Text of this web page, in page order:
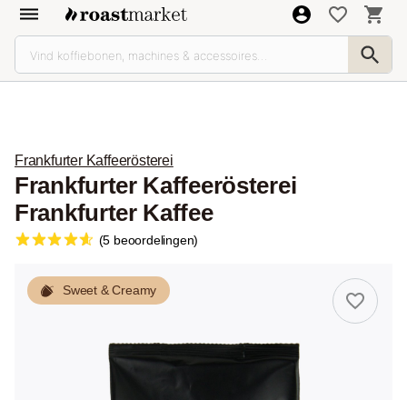
Frankfurter Kaffeerösterei
Frankfurter Kaffeerösterei
Frankfurter Kaffee
(5 beoordelingen)
Sweet & Creamy